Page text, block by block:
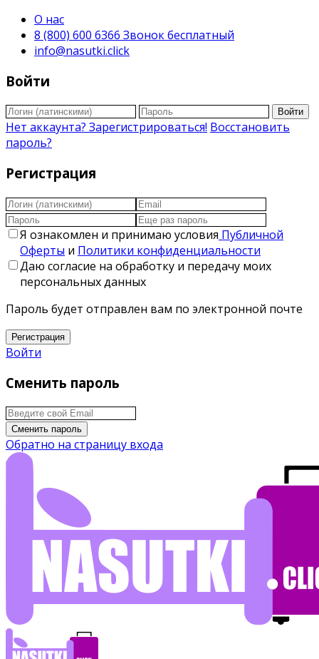
О нас
8 (800) 600 6366 Звонок бесплатный
info@nasutki.click
Войти
Войти
Нет аккаунта? Зарегистрироваться! Восстановить
пароль?
Регистрация
Я ознакомлен и принимаю условия Публичной
Оферты и Политики конфиденциальности
Даю согласие на обработку и передачу моих
персональных данных
Пароль будет отправлен вам по электронной почте
Регистрация
Войти
Сменить пароль
Сменить пароль
Обратно на страницу входа